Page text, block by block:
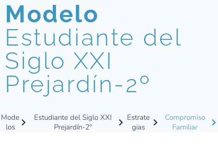
Modelo
Estudiante del
Siglo XXI
Prejardín-2º
Mode
los
Estudiante del Siglo XXI
Prejardín-2º
Estrate
gias
Compromiso
Familiar